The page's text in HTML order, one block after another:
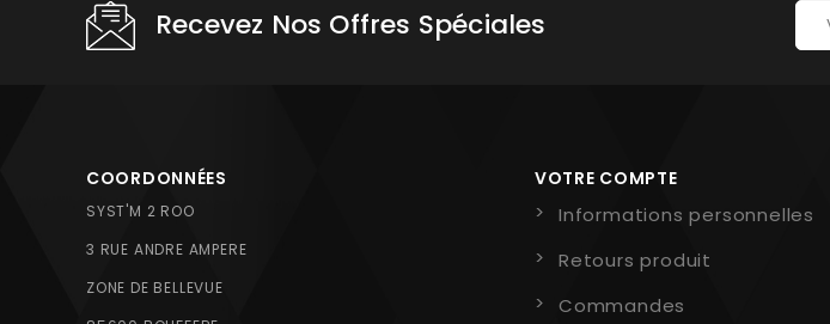
Recevez Nos Offres Spéciales
COORDONNÉES
SYST'M 2 ROO
3 RUE ANDRE AMPERE
ZONE DE BELLEVUE
VOTRE COMPTE
Informations personnelles
Retours produit
Commandes